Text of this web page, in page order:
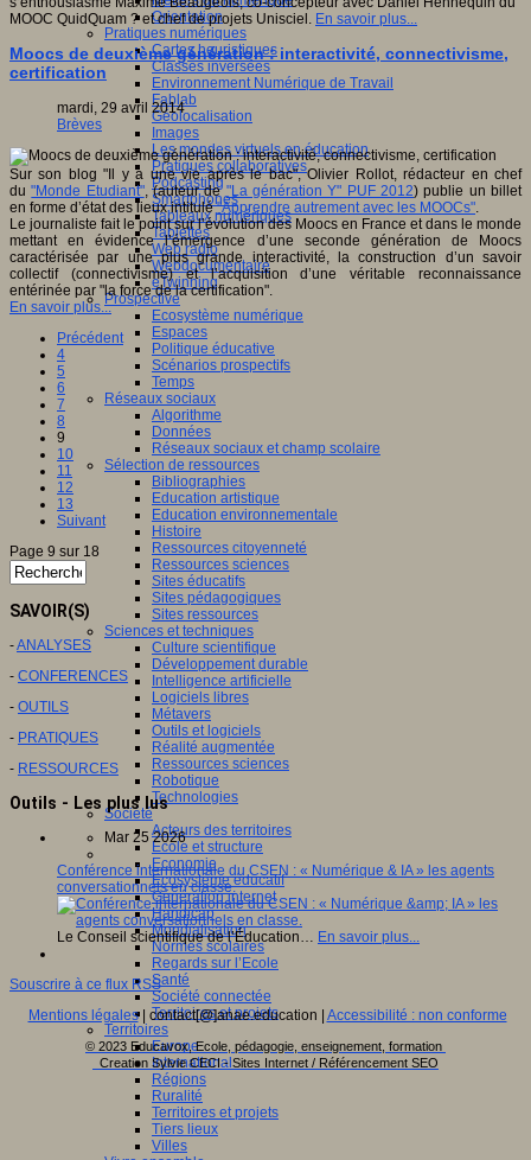
Orientation
Pratiques numériques
Cartes heuristiques
Classes inversées
Environnement Numérique de Travail
Fablab
Géolocalisation
Images
Les mondes virtuels en éducation
Pratiques collaboratives
Podcasting
Smartphones
Tableaux numériques
Tablettes
Web radio
Webdocumentaire
eTwinning
Prospective
Ecosystème numérique
Espaces
Politique éducative
Scénarios prospectifs
Temps
Réseaux sociaux
Algorithme
Données
Réseaux sociaux et champ scolaire
Sélection de ressources
Bibliographies
Education artistique
Education environnementale
Histoire
Ressources citoyenneté
Ressources sciences
Sites éducatifs
Sites pédagogiques
Sites ressources
Sciences et techniques
Culture scientifique
Développement durable
Intelligence artificielle
Logiciels libres
Métavers
Outils et logiciels
Réalité augmentée
Ressources sciences
Robotique
Technologies
Société
Acteurs des territoires
Ecole et structure
Economie
Ecosystème éducatif
Génération internet
Handicap
Mondialisation
Normes scolaires
Regards sur l’Ecole
Santé
Société connectée
Territoires et projets
Territoires
Europe
International
Régions
Ruralité
Territoires et projets
Tiers lieux
Villes
MOOC QuidQuam ? et chef de projets Unisciel. En savoir plus...
Moocs de deuxième génération : interactivité, connectivisme,
certification
mardi, 29 avril 2014
Brèves
Sur son blog "Il y a une vie après le bac", Olivier Rollot, rédacteur en chef
du"Monde Etudiant", (auteur de "La génération Y" PUF 2012) publie un billet
en forme d’état des lieux intitulé"Apprendre autrement avec les MOOCs"
Le journaliste fait le point sur l’évolution des Moocs en France et dans le monde
mettant en évidence l’émergence d’une seconde génération de Moocs
caractérisée par une plus grande interactivité, la construction d’un savoir
collectif (connectivisme) et l’acquisition d’une véritable reconnaissance
entérinée par "la force de la certification".
En savoir plus...
Précédent
4
5
6
7
8
9
10
11
12
13
Suivant
Page 9 sur 18
SAVOIR(S)
-ANALYSES
- CONFERENCES
- OUTILS
- PRATIQUES
- RESSOURCES
Outils - Les plus lus
Mar 25 2026
Conférence internationale du CSEN : « Numérique & IA » les agents
conversationnels en classe.
Le Conseil scientifique de l’Éducation… En savoir plus...
Souscrire à ce flux RSS
Mentions légales| contact[@]anae.education | Accessibilité : non conforme
© 2023 Educavox, Ecole, pédagogie, enseignement, formation
Creation Sylvie CECI - Sites Internet / Référencement SEO